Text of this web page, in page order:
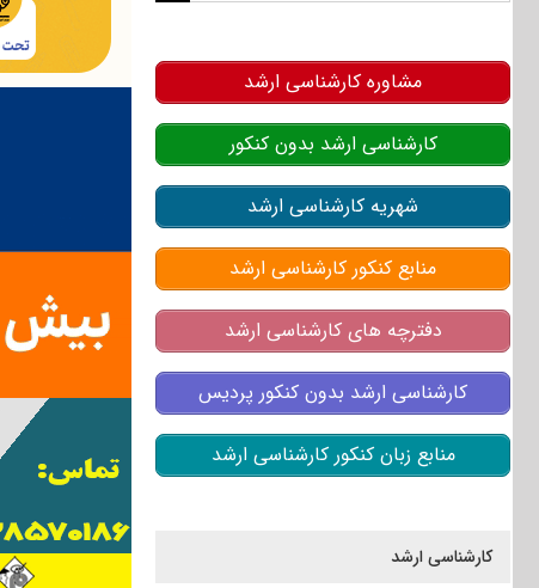
مشاوره کارشناسی ارشد
کارشناسی ارشد بدون کنکور
شهریه کارشناسی ارشد
منابع کنکور کارشناسی ارشد
دفترچه های کارشناسی ارشد
کارشناسی ارشد بدون کنکور پردیس
منابع زبان کنکور کارشناسی ارشد
کارشناسی ارشد